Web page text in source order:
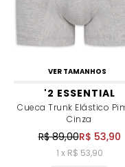
VER TAMANHOS
'2 ESSENTIAL
Cueca Trunk Elástico
Cinza
R$ 89,00R$ 53,90
1 x R$ 53,90